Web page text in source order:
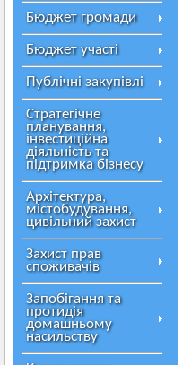
Бюджет громади
Бюджет участі
Публічні закупівлі
Стратегічне
планування,
інвестиційна
діяльність та
підтримка бізнесу
Архітектура,
містобудування,
цивільний захист
Захист прав
споживачів
Запобігання та
протидія
домашньому
насильству